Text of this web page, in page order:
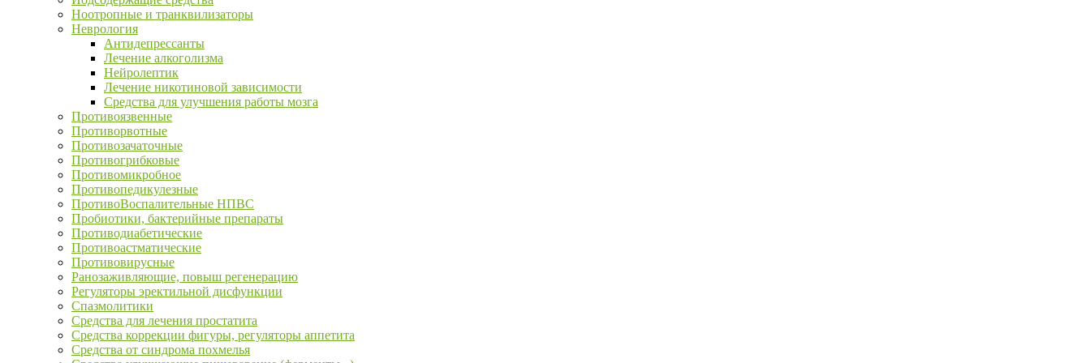
Ноотропные и транквилизаторы
Неврология
Антидепрессанты
Лечение алкоголизма
Нейролептик
Лечение никотиновой зависимости
Средства для улучшения работы мозга
Противоязвенные
Противорвотные
Противозачаточные
Противогрибковые
Противомикробное
Противопедикулезные
ПротивоВоспалительные НПВС
Пробиотики, бактерийные препараты
Противодиабетические
Противоастматические
Противовирусные
Ранозаживляющие, повыш регенерацию
Регуляторы эректильной дисфункции
Спазмолитики
Средства для лечения простатита
Средства коррекции фигуры, регуляторы аппетита
Средства от синдрома похмелья